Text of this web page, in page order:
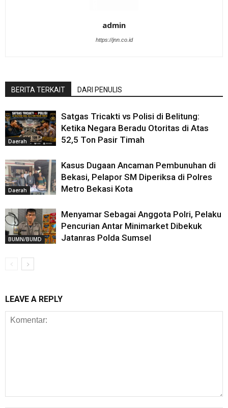
admin
https://jnn.co.id
BERITA TERKAIT DARI PENULIS
Daerah
Satgas Tricakti vs Polisi di Belitung:
Ketika Negara Beradu Otoritas di Atas
52,5 Ton Pasir Timah
Daerah
Kasus Dugaan Ancaman Pembunuhan di
Bekasi, Pelapor SM Diperiksa di Polres
Metro Bekasi Kota
BUMN/BUMD
Menyamar Sebagai Anggota Polri, Pelaku
Pencurian Antar Minimarket Dibekuk
Jatanras Polda Sumsel
LEAVE A REPLY